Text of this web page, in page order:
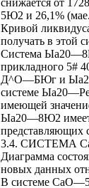
5Ю2 и 26,1%
Кривой
получать в этой
Система
прикладного 5#
Д^О—БЮг и
системе
имеющей
Ыа20—8Ю2 имеет
представляющих
3.4. СИСТЕМА
Диаграмма
новых данных
В системе